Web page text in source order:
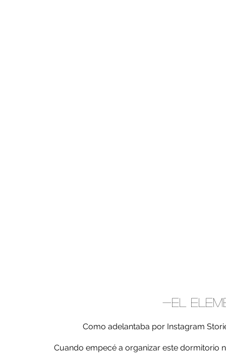
-El
Como adelantaba por Instagram
Cuando empecé a organizar este dormitorio